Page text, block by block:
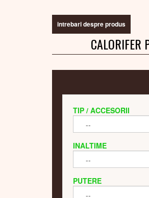
intrebari despre produs
CALORIFER
TIP / ACCESORII
INALTIME
PUTERE